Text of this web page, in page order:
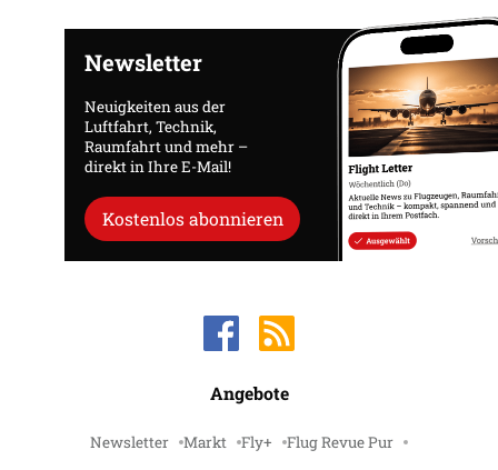
Newsletter
Neuigkeiten aus der
Luftfahrt, Technik,
Raumfahrt und mehr –
direkt in Ihre E-Mail!
Kostenlos abonnieren
Angebote
Newsletter Markt Fly+ Flug Revue Pur